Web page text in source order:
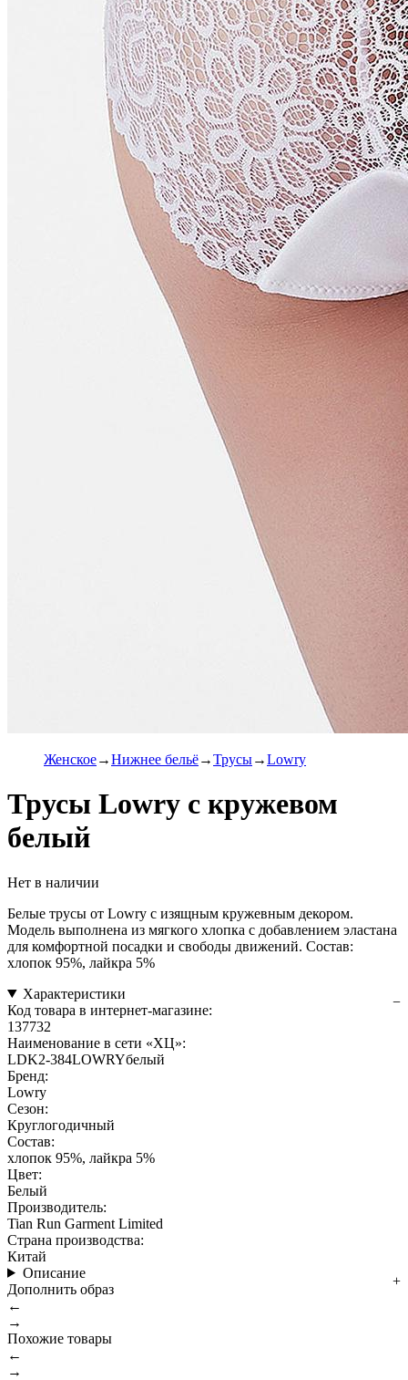
Женское Нижнее бельё Трусы Lowry
Трусы Lowry с кружевом
белый
Нет в наличии
Белые трусы от Lowry с изящным кружевным декором.
Модель выполнена из мягкого хлопка с добавлением эластана
для комфортной посадки и свободы движений. Состав:
хлопок 95%, лайкра 5%
Характеристики
Код товара в интернет-магазине:
137732
Наименование в сети «ХЦ»:
LDK2-384LOWRYбелый
Бренд:
Lowry
Сезон:
Круглогодичный
Состав:
хлопок 95%, лайкра 5%
Цвет:
Белый
Производитель:
Tian Run Garment Limited
Страна производства:
Китай
Описание
Дополнить образ
←
→
Похожие товары
←
→